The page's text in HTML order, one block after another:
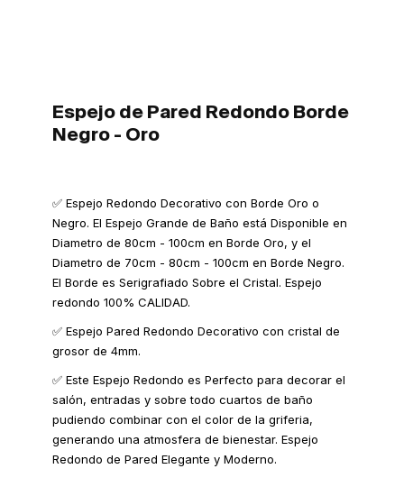
Espejo de Pared Redondo Borde
Negro - Oro
✅ Espejo Redondo Decorativo con Borde Oro o
Negro. El Espejo Grande de Baño está Disponible en
Diametro de 80cm - 100cm en Borde Oro, y el
Diametro de 70cm - 80cm - 100cm en Borde Negro.
El Borde es Serigrafiado Sobre el Cristal. Espejo
redondo 100% CALIDAD.
✅ Espejo Pared Redondo Decorativo con cristal de
grosor de 4mm.
✅ Este Espejo Redondo es Perfecto para decorar el
salón, entradas y sobre todo cuartos de baño
pudiendo combinar con el color de la griferia,
generando una atmosfera de bienestar. Espejo
Redondo de Pared Elegante y Moderno.